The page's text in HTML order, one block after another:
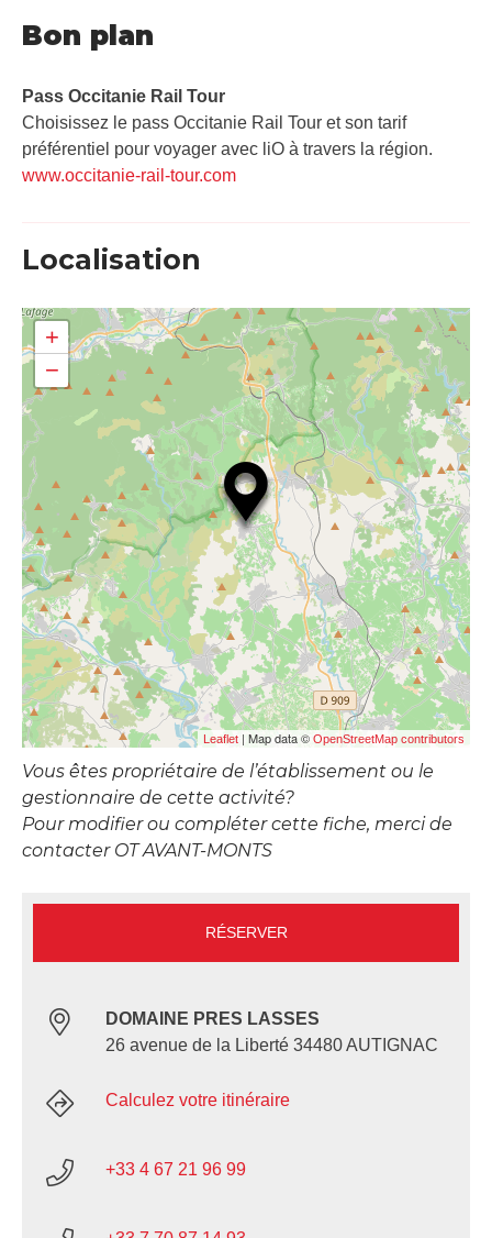
Bon plan
Pass Occitanie Rail Tour​
Choisissez le pass Occitanie Rail Tour et son tarif
préférentiel pour voyager avec liO à travers la région.
www.occitanie-rail-tour.com
Localisation
+
−
Leaflet | Map data © OpenStreetMap contributors
Vous êtes propriétaire de l’établissement ou le
gestionnaire de cette activité?
Pour modifier ou compléter cette fiche, merci de
contacter OT AVANT-MONTS
RÉSERVER
DOMAINE PRES LASSES
26 avenue de la Liberté 34480 AUTIGNAC
Calculez votre itinéraire
+33 4 67 21 96 99